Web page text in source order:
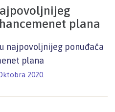
plana
najpovoljnijeg ponuđača
plana
2020.